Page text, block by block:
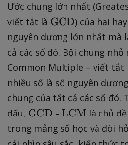
), }!
Ước chung lớn nhất
viết tắt là \
t
e
x
t
{
G
C
}
GCD) của hai
nguyên dương lớn nhất mà
cả các số đó. Bội chung
Common Multiple – viết tắt
nhiều số là số nguyên
chung của tất cả các số
đấu, \t
e
x
GCD - LCM là chủ
trong mảng số học và đòi